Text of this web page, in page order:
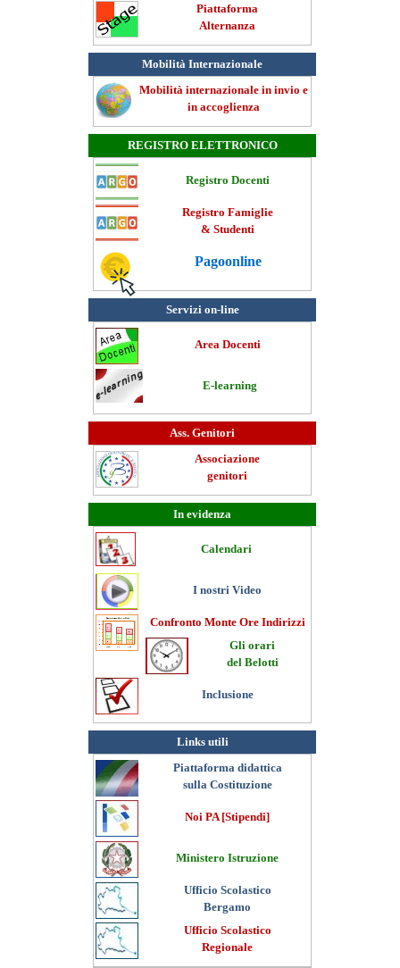
Piattaforma
Alternanza
Mobilità Internazionale
Mobilità internazionale in invio e
in accoglienza
REGISTRO ELETTRONICO
Registro Docenti
Registro Famiglie
& Studenti
Pagoonline
Servizi on-line
Area Docenti
E-learning
Ass. Genitori
Associazione
genitori
In evidenza
Calendari
I nostri Video
Confronto Monte Ore Indirizzi
Gli orari
del Belotti
Inclusione
Links utili
Piattaforma didattica
sulla Costituzione
Noi PA [Stipendi]
Ministero Istruzione
Ufficio Scolastico
Bergamo
Ufficio Scolastico
Regionale